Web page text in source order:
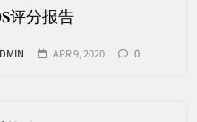
评分报告
APR 9, 2020 0